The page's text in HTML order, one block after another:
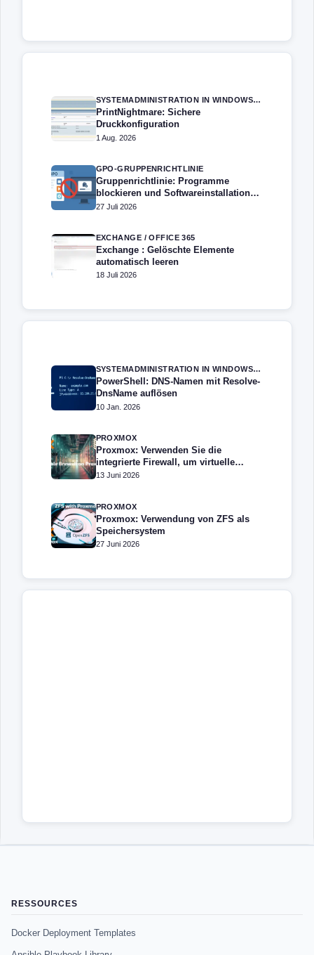
SYSTEMADMINISTRATION IN WINDOWS SERVER
PrintNightmare: Sichere
Druckkonfiguration
1 Aug. 2026
GPO-GRUPPENRICHTLINIE
Gruppenrichtlinie: Programme
blockieren und Softwareinstallation
verhindern – Softwarebeschränkung
27 Juli 2026
EXCHANGE / OFFICE 365
Exchange : Gelöschte Elemente
automatisch leeren
18 Juli 2026
SYSTEMADMINISTRATION IN WINDOWS SERVER
PowerShell: DNS-Namen mit Resolve-
DnsName auflösen
10 Jan. 2026
PROXMOX
Proxmox: Verwenden Sie die
integrierte Firewall, um virtuelle
Maschinen zu schützen
13 Juni 2026
PROXMOX
Proxmox: Verwendung von ZFS als
Speichersystem
27 Juni 2026
RESSOURCES
Docker Deployment Templates